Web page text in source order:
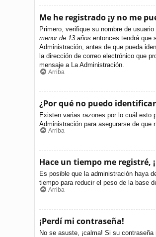
Me he registrado ¡y no me
Primero, verifique su nombre de
menor de 13 años entonces tendrá que
Administración, antes de que pueda
la dirección de correo electrónico que
mensaje a La Administración.
Arriba
¿Por qué no puedo
Existen varias razones por lo cuál esto
Administración para asegurarse de que
Arriba
Hace un tiempo me registré,
Es posible que la administración haya
tiempo para reducir el peso de la base
Arriba
¡Perdí mi contraseña!
No se asuste, ¡calma! Si su